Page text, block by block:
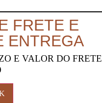
FRETE E
ENTREGA
E VALOR DO FRETE